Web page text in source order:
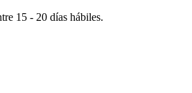
15 - 20 días hábiles.